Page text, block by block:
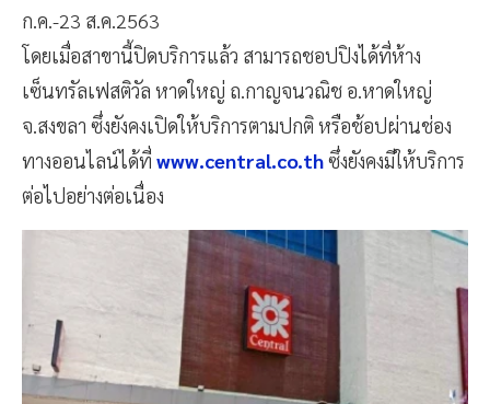
ก.ค.-23 ส.ค.2563
โดยเมื่อสาขานี้ปิดบริการแล้ว สามารถชอปปิงได้ที่ห้าง
เซ็นทรัลเฟสติวัล หาดใหญ่ ถ.กาญจนวณิช อ.หาดใหญ่
จ.สงขลา ซึ่งยังคงเปิดให้บริการตามปกติ หรือช้อปผ่านช่อง
ทางออนไลน์ได้ที่ www.central.co.thซึ่งยังคงมีให้บริการ
ต่อไปอย่างต่อเนื่อง